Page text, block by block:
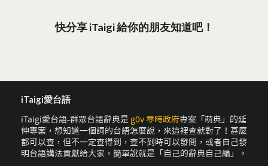
快分享 iTaigi 給你的朋友知道吧！
iTaigi愛台語
iTaigi愛台語-群眾台語辭典是 g0v 零時政府專案「萌典」的延
伸專案，想知道一個詞的台語怎麼說，來這裡查就對了！甚麼
都可以查，但不一定查得到，查不到時可以發問，或者自己發
明台語講法貢獻給大家，簡單說就是「自己的辭典自己編」。